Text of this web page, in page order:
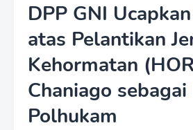
DPP GNI
atas Pelantikan
Kehormatan
Chaniago
Polhukam